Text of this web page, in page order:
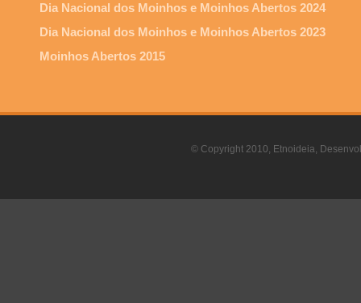
Dia Nacional dos Moinhos e Moinhos Abertos 2024
Dia Nacional dos Moinhos e Moinhos Abertos 2023
Moinhos Abertos 2015
© Copyright 2010, Etnoideia,